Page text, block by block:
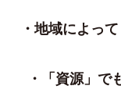
・地域によっ
・「資源」で